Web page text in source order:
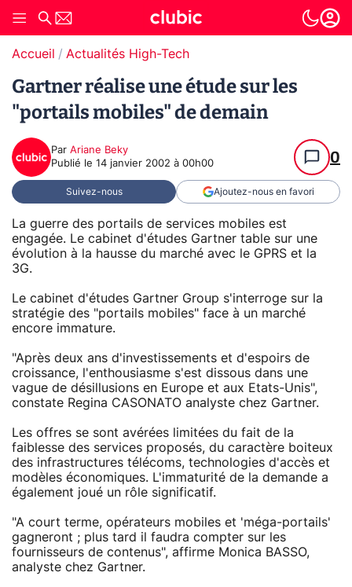
Accueil Actualités High-Tech
Gartner réalise une étude sur les
"portails mobiles" de demain
Par Ariane Beky
Publié le 14 janvier 2002 à 00h00 0
Suivez-nous Ajoutez-nous en favori
La guerre des portails de services mobiles est
engagée. Le cabinet d'études Gartner table sur une
évolution à la hausse du marché avec le GPRS et la
3G.
Le cabinet d'études Gartner Group s'interroge sur la
stratégie des "portails mobiles" face à un marché
encore immature.
"Après deux ans d'investissements et d'espoirs de
croissance, l'enthousiasme s'est dissous dans une
vague de désillusions en Europe et aux Etats-Unis",
constate Regina CASONATO analyste chez Gartner.
Les offres se sont avérées limitées du fait de la
faiblesse des services proposés, du caractère boiteux
des infrastructures télécoms, technologies d'accès et
modèles économiques. L'immaturité de la demande a
également joué un rôle significatif.
"A court terme, opérateurs mobiles et 'méga-portails'
gagneront ; plus tard il faudra compter sur les
fournisseurs de contenus", affirme Monica BASSO,
analyste chez Gartner.